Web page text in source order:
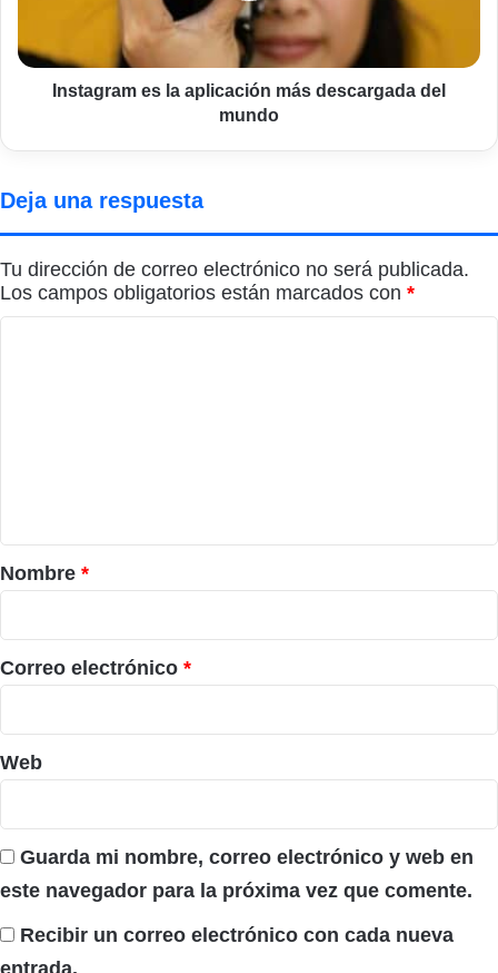
mundo
Instagram es la aplicación más descargada del
mundo
Deja una respuesta
Tu dirección de correo electrónico no será publicada.
Los campos obligatorios están marcados con *
r
i
o
*
Nombre *
Correo electrónico *
Web
Guarda mi nombre, correo electrónico y web en
este navegador para la próxima vez que comente.
Recibir un correo electrónico con cada nueva
entrada.